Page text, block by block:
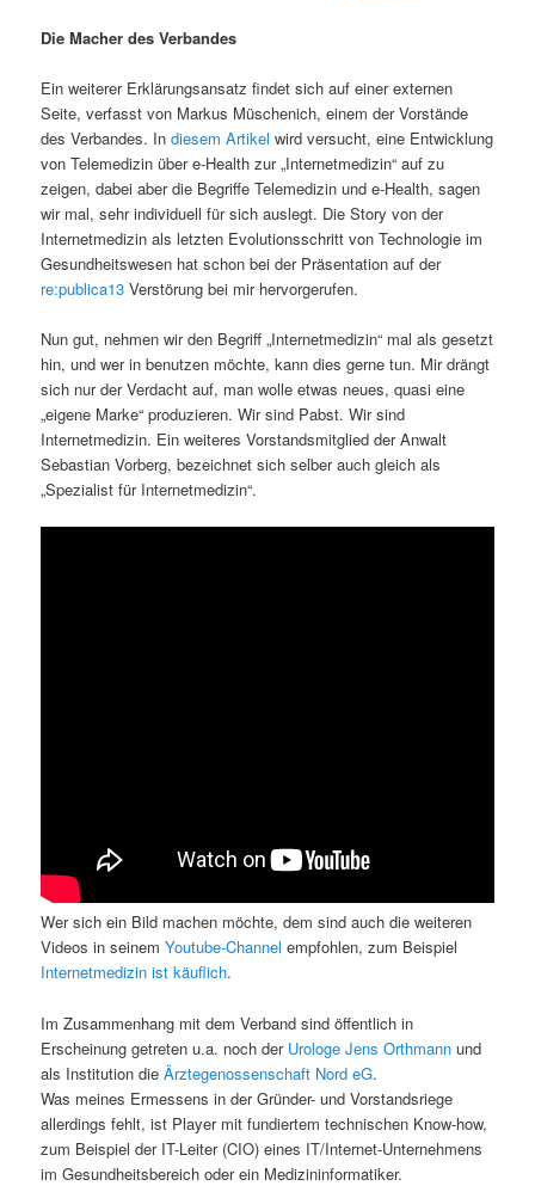
Die Macher des Verbandes
Ein weiterer Erklärungsansatz findet sich auf einer externen
Seite, verfasst von Markus Müschenich, einem der Vorstände
des Verbandes. Indiesem Artikelwird versucht, eine Entwicklung
von Telemedizin über e-Health zur „Internetmedizin“ auf zu
zeigen, dabei aber die Begriffe Telemedizin und e-Health, sagen
wir mal, sehr individuell für sich auslegt. Die Story von der
Internetmedizin als letzten Evolutionsschritt von Technologie im
Gesundheitswesen hat schon bei der Präsentation auf der
re:publica13Verstörung bei mir hervorgerufen.
Nun gut, nehmen wir den Begriff „Internetmedizin“ mal als gesetzt
hin, und wer in benutzen möchte, kann dies gerne tun. Mir drängt
sich nur der Verdacht auf, man wolle etwas neues, quasi eine
„eigene Marke“ produzieren. Wir sind Pabst. Wir sind
Internetmedizin. Ein weiteres Vorstandsmitglied der Anwalt
Sebastian Vorberg, bezeichnet sich selber auch gleich als
„Spezialist für Internetmedizin“.
Wer sich ein Bild machen möchte, dem sind auch die weiteren
Videos in seinemYoutube-Channel empfohlen, zum Beispiel
Internetmedizin ist käuflich.
Im Zusammenhang mit dem Verband sind öffentlich in
Erscheinung getreten u.a. noch der Urologe Jens Orthmann und
als Institution dieÄrztegenossenschaft Nord eG.
Was meines Ermessens in der Gründer- und Vorstandsriege
allerdings fehlt, ist Player mit fundiertem technischen Know-how,
zum Beispiel der IT-Leiter (CIO) eines IT/Internet-Unternehmens
im Gesundheitsbereich oder ein Medizininformatiker.